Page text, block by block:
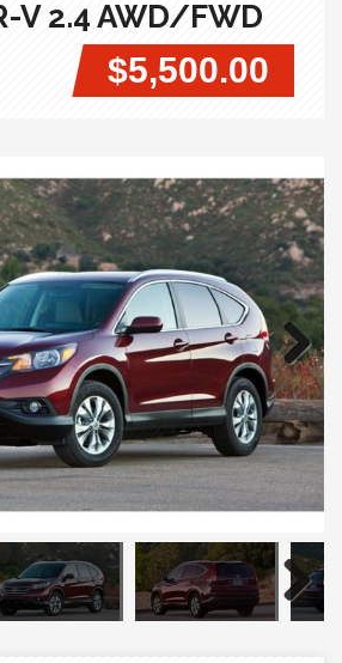
V 2.4 AWD/FWD
$5,500.00
Next
Next